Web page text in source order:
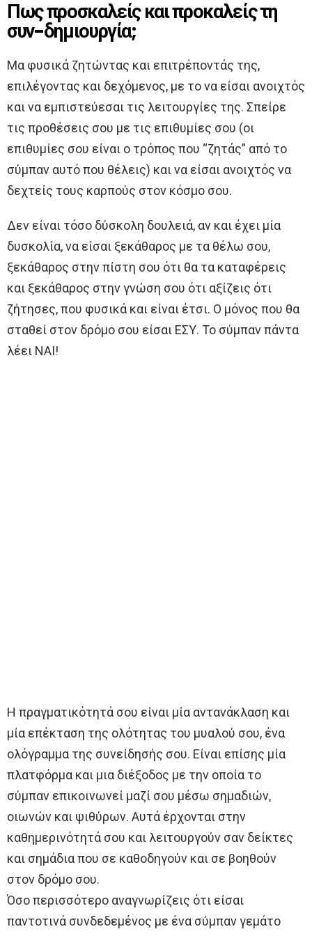
Πως προσκαλείς και προκαλείς τη
συν-δημιουργία;
Μα φυσικά ζητώντας και επιτρέποντάς της,
επιλέγοντας και δεχόμενος, με το να είσαι ανοιχτός
και να εμπιστεύεσαι τις λειτουργίες της. Σπείρε
τις προθέσεις σου με τις επιθυμίες σου (οι
επιθυμίες σου είναι ο τρόπος που “ζητάς” από το
σύμπαν αυτό που θέλεις) και να είσαι ανοιχτός να
δεχτείς τους καρπούς στον κόσμο σου.
Δεν είναι τόσο δύσκολη δουλειά, αν και έχει μία
δυσκολία, να είσαι ξεκάθαρος με τα θέλω σου,
ξεκάθαρος στην πίστη σου ότι θα τα καταφέρεις
και ξεκάθαρος στην γνώση σου ότι αξίζεις ότι
ζήτησες, που φυσικά και είναι έτσι. Ο μόνος που θα
σταθεί στον δρόμο σου είσαι ΕΣΥ. Το σύμπαν πάντα
λέει ΝΑΙ!
Η πραγματικότητά σου είναι μία αντανάκλαση και
μία επέκταση της ολότητας του μυαλού σου, ένα
ολόγραμμα της συνείδησής σου. Είναι επίσης μία
πλατφόρμα και μια διέξοδος με την οποία το
σύμπαν επικοινωνεί μαζί σου μέσω σημαδιών,
οιωνών και ψιθύρων. Αυτά έρχονται στην
καθημερινότητά σου και λειτουργούν σαν δείκτες
και σημάδια που σε καθοδηγούν και σε βοηθούν
στον δρόμο σου.
Όσο περισσότερο αναγνωρίζεις ότι είσαι
παντοτινά συνδεδεμένος με ένα σύμπαν γεμάτο